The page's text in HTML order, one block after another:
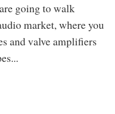
going to walk
market, where you
and valve amplifiers